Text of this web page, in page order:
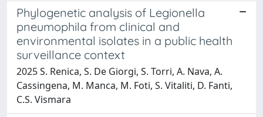
Phylogenetic analysis of Legionella
pneumophila from clinical and
environmental isolates in a public health
surveillance context
2025 S. Renica, S. De Giorgi, S. Torri, A. Nava, A.
Cassingena, M. Manca, M. Foti, S. Vitaliti, D. Fanti,
C.S. Vismara